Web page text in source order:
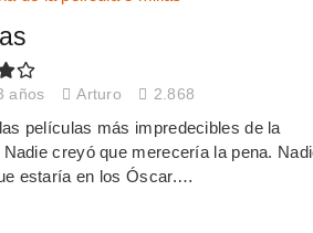
años Arturo 2.868
películas más impredecibles de la
Nadie creyó que merecería la pena.
estaría en los Óscar.…